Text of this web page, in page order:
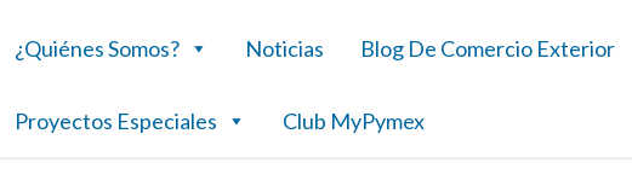
¿Quiénes Somos? Noticias Blog De Comercio Exterior
Proyectos Especiales Club MyPymex